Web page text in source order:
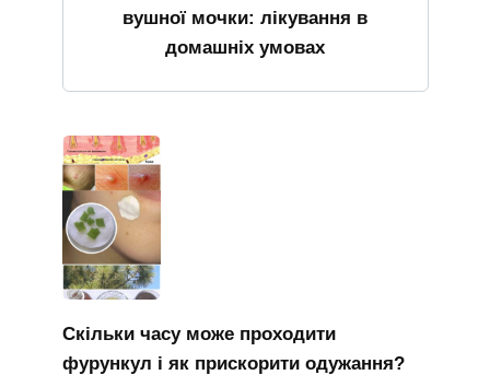
вушної мочки: лікування в
домашніх умовах
Скільки часу може проходити
фурункул і як прискорити одужання?